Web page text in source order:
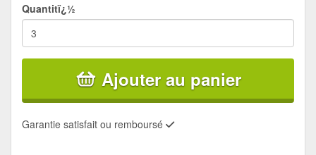
Quantitï¿½
Ajouter au panier
Garantie satisfait ou remboursé